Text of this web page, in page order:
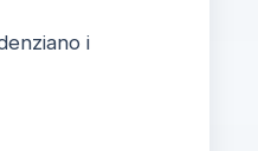
i